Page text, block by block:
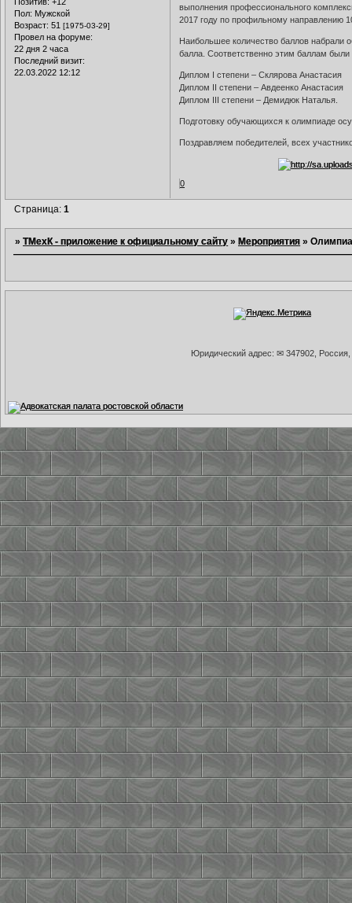
Пол: Мужской
Возраст: 51 [1975-03-29]
Провел на форуме:
22 дня 2 часа
Последний визит:
22.03.2022 12:12
выполнения профессионального
2017 году по профильному направлению
Наибольшее количество баллов набрали
балла. Соответственно этим баллам
Диплом I степени – Склярова Анастасия
Диплом II степени – Авдеенко Анастасия
Диплом III степени – Демидюк Наталья.
Подготовку обучающихся к олимпиаде
Поздравляем победителей, всех
0
Страница:1
»ТМехК - приложение к официальному сайту » Мероприятия »
Юридический адрес: ✉ 347902,